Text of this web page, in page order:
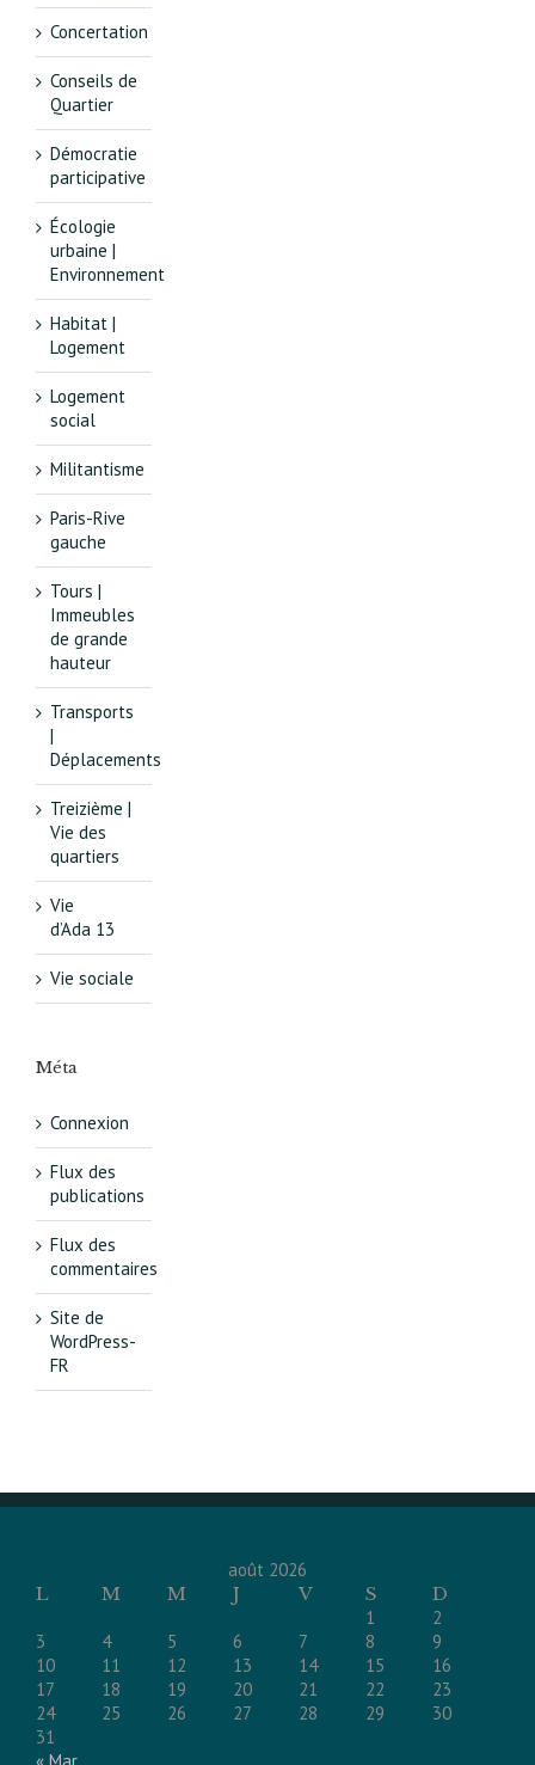
Concertation
Conseils de
Quartier
Démocratie
participative
Écologie
urbaine |
Environnement
Habitat |
Logement
Logement
social
Militantisme
Paris-Rive
gauche
Tours |
Immeubles
de grande
hauteur
Transports
|
Déplacements
Treizième |
Vie des
quartiers
Vie
d’Ada 13
Vie sociale
Méta
Connexion
Flux des
publications
Flux des
commentaires
Site de
WordPress-
FR
août 2026
L
M M J V S
D
1
2
3
4 5 6 7 8
9
10
11 12 13 14 15
16
17
18 19 20 21 22
23
24
25 26 27 28 29
30
31